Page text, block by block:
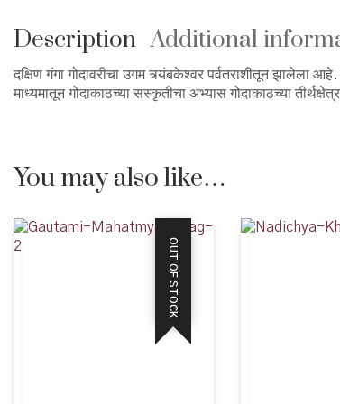
Description Additional
दक्षिण गंगा गोदावरीचा उगम त्र्यंबकेश्वर पर्वतराशीतून
माध्यमातून गोदाकाठच्या संस्कृतीचा अभ्यास गोदाकाठच्या
You may also like…
OUT OF STOCK